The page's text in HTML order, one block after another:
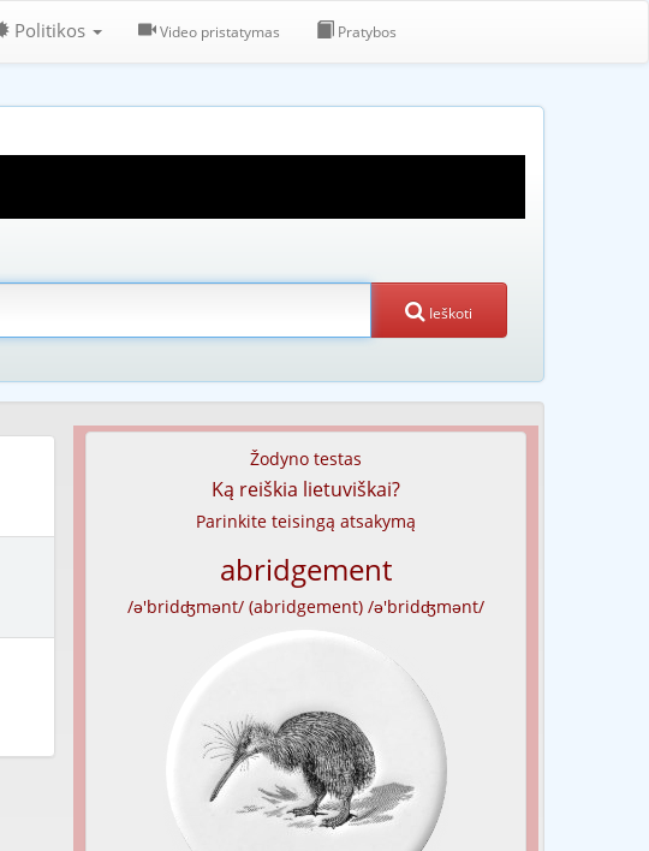
Politikos Video pristatymas Pratybos
Ieškoti
Žodyno testas
Ką reiškia lietuviškai?
Parinkite teisingą atsakymą
abridgement
/ə'bridʤmənt/ (abridgement) /ə'bridʤmənt/